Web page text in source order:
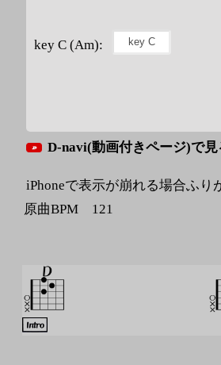
key C (Am):
D-navi(動画付きページ)で見
iPhoneで表示が崩れる場合ふり
原曲BPM 121